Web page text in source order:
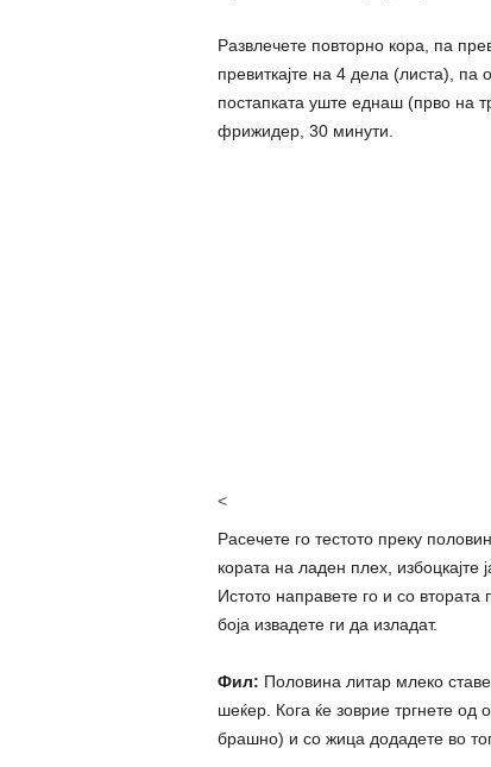
Развлечете повторно кора, па
превиткајте на 4 дела (листа),
постапката уште еднаш (прво на
фрижидер, 30 минути.
<
Расечете го тестото преку
кората на ладен плех,
Истото направете го и со
боја извадете ги да изладат.
Фил: Половина литар млеко
шеќер. Кога ќе зоврие тргнете од
брашно) и со жица додадете во